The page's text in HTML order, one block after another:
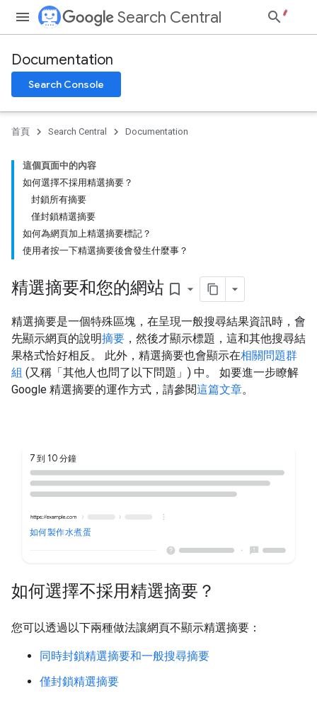
Search Central
Documentation
Search Console
首頁 Search Central Documentation
這個頁面中的內容
如何選擇不採用精選摘要？
封鎖所有摘要
僅封鎖精選摘要
如何為網頁加上精選摘要標記？
使用者按一下精選摘要後會發生什麼事？
精選摘要和您的網站 bookmark_border
精選摘要是一個特殊區塊，在呈現一般搜尋結果資訊時，會
先顯示網頁的說明摘要 ，然後才顯示標題，這和其他搜尋結
果格式恰好相反。 此外，精選摘要也會顯示在相關問題群
組 (又稱「其他人也問了以下問題」) 中。 如要進一步瞭解
Google 精選摘要的運作方式，請參閱這篇文章。
7 到 10 分鐘
如何製作水煮蛋
如何選擇不採用精選摘要？
您可以透過以下兩種做法讓網頁不顯示精選摘要：
同時封鎖精選摘要和一般搜尋摘要
僅封鎖精選摘要